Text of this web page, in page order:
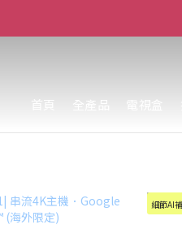
首頁 全產品 電視盒
細節AI